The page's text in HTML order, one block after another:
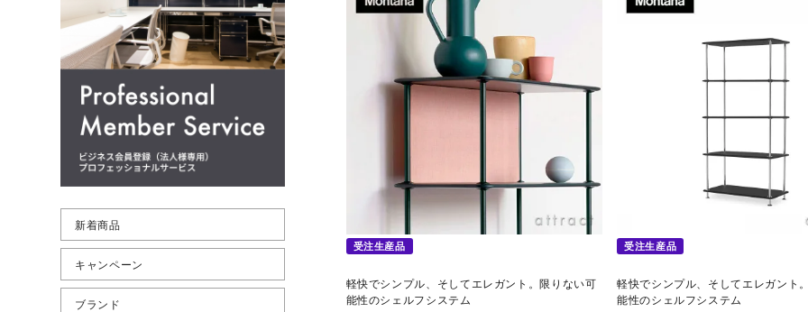
新着商品
キャンペーン
ブランド
受注生産品
軽快でシンプル、そしてエレガント。限りない可
能性のシェルフシステム
受注生産品
軽快でシンプル、そしてエレガント
能性のシェルフシステム